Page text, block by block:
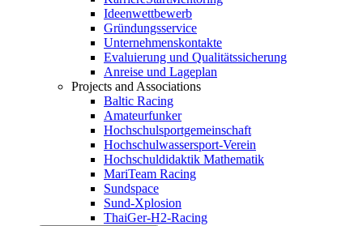
Ideenwettbewerb
Gründungsservice
Unternehmenskontakte
Evaluierung und Qualitätssicherung
Anreise und Lageplan
Projects and Associations
Baltic Racing
Amateurfunker
Hochschulsportgemeinschaft
Hochschulwassersport-Verein
Hochschuldidaktik Mathematik
MariTeam Racing
Sundspace
Sund-Xplosion
ThaiGer-H2-Racing